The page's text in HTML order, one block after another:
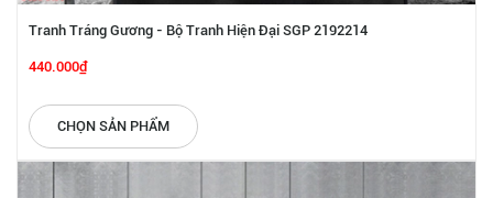
Tranh Tráng Gương - Bộ Tranh Hiện Đại SGP 2192214
440.000₫
CHỌN SẢN PHẨM